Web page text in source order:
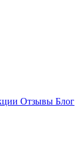
Отзывы Блог